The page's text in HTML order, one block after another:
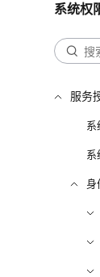
系统权
服务
系
系
身